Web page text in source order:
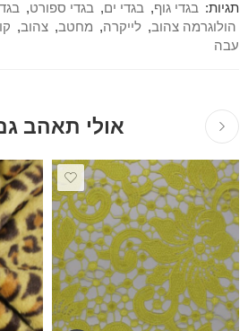
תגיות: בגדי גוף, בגדי ים, בגדי ספורט,
הולוגרמה צהוב, לייקרה, מחטב, צהוב,
עבה
אולי תאהב